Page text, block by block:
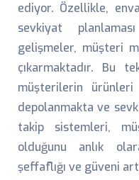
ediyor. Özellikle,
sevkiyat
gelişmeler, müşteri
çıkarmaktadır. Bu
müşterilerin
depolanmakta ve
takip sistemleri,
olduğunu anlık
şeffaflığı ve güveni